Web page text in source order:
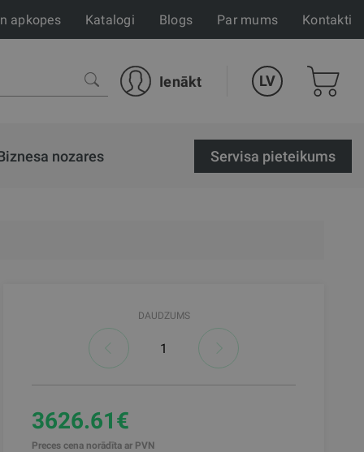
apkopes Katalogi Blogs Par mums Kontakti
Ienākt LV
nozares Servisa pieteikums
DAUDZUMS
3626.61€
Preces cena norādīta ar PVN